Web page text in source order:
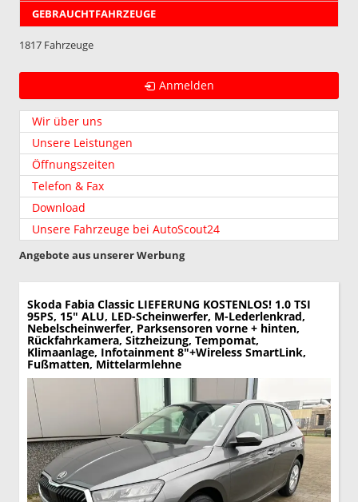
GEBRAUCHTFAHRZEUGE
1817 Fahrzeuge
Anmelden
Wir über uns
Unsere Leistungen
Öffnungszeiten
Telefon & Fax
Download
Unsere Fahrzeuge bei AutoScout24
Angebote aus unserer Werbung
Skoda Fabia Classic LIEFERUNG KOSTENLOS! 1.0 TSI
95PS, 15" ALU, LED-Scheinwerfer, M-Lederlenkrad,
Nebelscheinwerfer, Parksensoren vorne + hinten,
Rückfahrkamera, Sitzheizung, Tempomat,
Klimaanlage, Infotainment 8"+Wireless SmartLink,
Fußmatten, Mittelarmlehne